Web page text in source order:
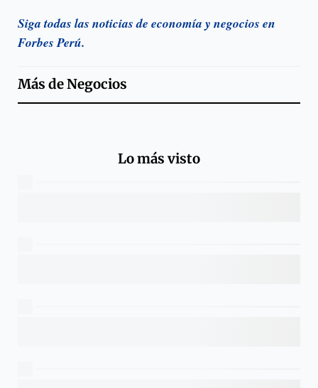
Siga todas las noticias de economía y negocios en
Forbes Perú.
Más deNegocios
Lo más visto